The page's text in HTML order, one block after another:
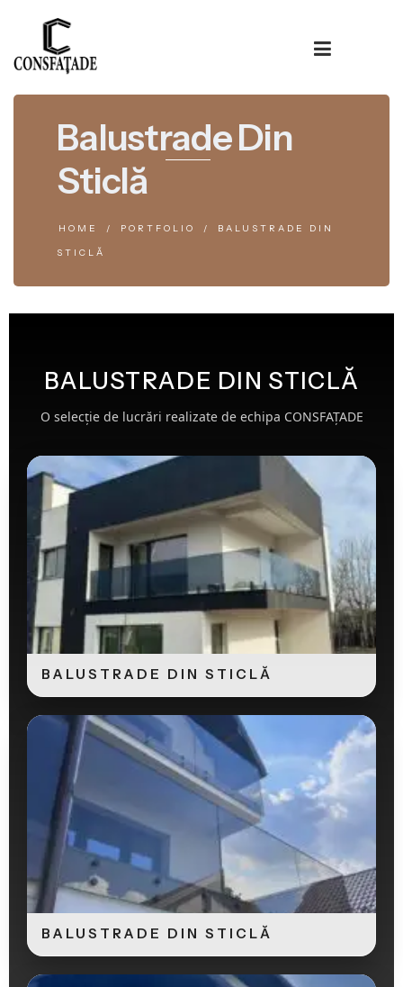
Balustrade Din
Sticlă
HOME PORTFOLIO BALUSTRADE DIN
STICLĂ
BALUSTRADE DIN STICLĂ
O selecție de lucrări realizate de echipa CONSFAȚADE
BALUSTRADE DIN STICLĂ
BALUSTRADE DIN STICLĂ